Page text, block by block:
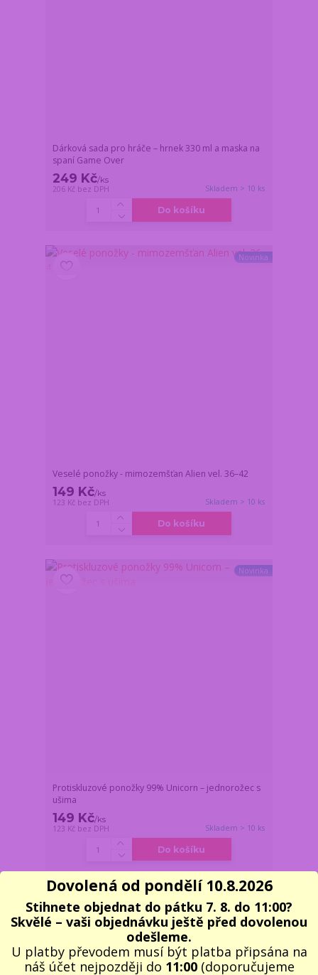
Dárková sada pro hráče – hrnek 330 ml a maska na
spaní Game Over
249 Kč/ks
206 Kč bez DPH Skladem > 10 ks
Do košíku
Novinka
Veselé ponožky - mimozemšťan Alien vel. 36–42
149 Kč/ks
123 Kč bez DPH Skladem > 10 ks
Do košíku
Novinka
Protiskluzové ponožky 99% Unicorn – jednorožec s
ušima
149 Kč/ks
123 Kč bez DPH Skladem > 10 ks
Do košíku
Dovolená od pondělí 10.8.2026
Stihnete objednat do pátku 7. 8. do 11:00?
Skvělé – vaši objednávku ještě před dovolenou
odešleme.
U platby převodem musí být platba připsána na
náš účet nejpozději do 11:00(doporučujeme